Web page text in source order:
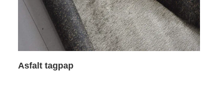
Asfalt tagpap